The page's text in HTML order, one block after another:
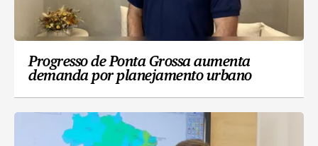
Progresso de Ponta Grossa aumenta
demanda por planejamento urbano